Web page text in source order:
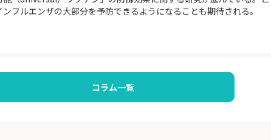
ンフルエンザの大部分を予防できるようになることも期待される。
コラム一覧